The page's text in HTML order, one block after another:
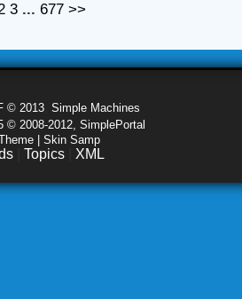
3 ...677 >>
© 2013 Simple Machines
© 2008-2012, SimplePortal
| Skin Samp
Topics XML